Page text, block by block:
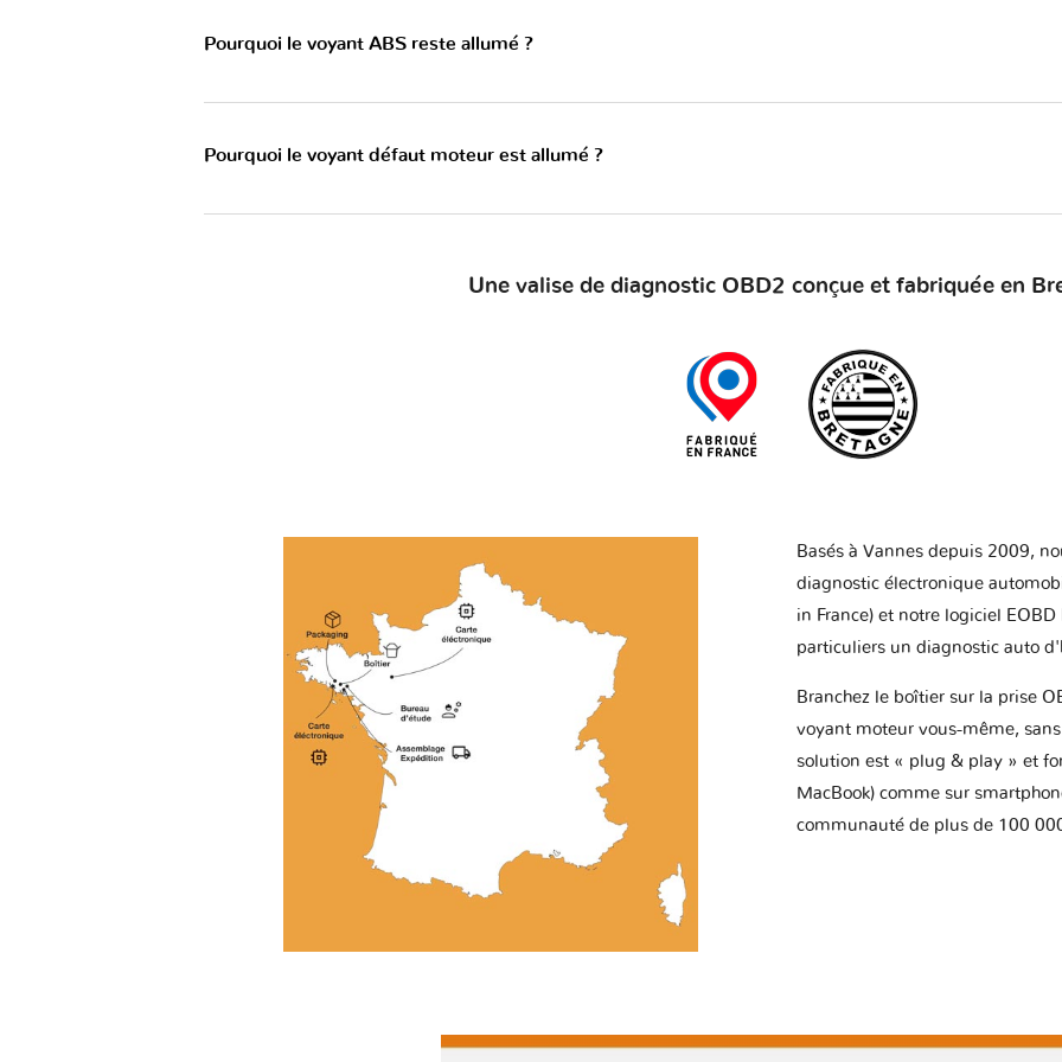
Pourquoi le voyant ABS reste allumé ?
Pourquoi le voyant défaut moteur est allumé ?
Une valise de diagnostic OBD2 conçue et fabriquée en
Basés à Vannes depuis 2009,
diagnostic électronique
in France) et notre logiciel
particuliers un diagnostic auto
Branchez le boîtier sur la prise
voyant moteur vous-même,
solution est « plug & play » et
MacBook) comme sur
communauté de plus de 100